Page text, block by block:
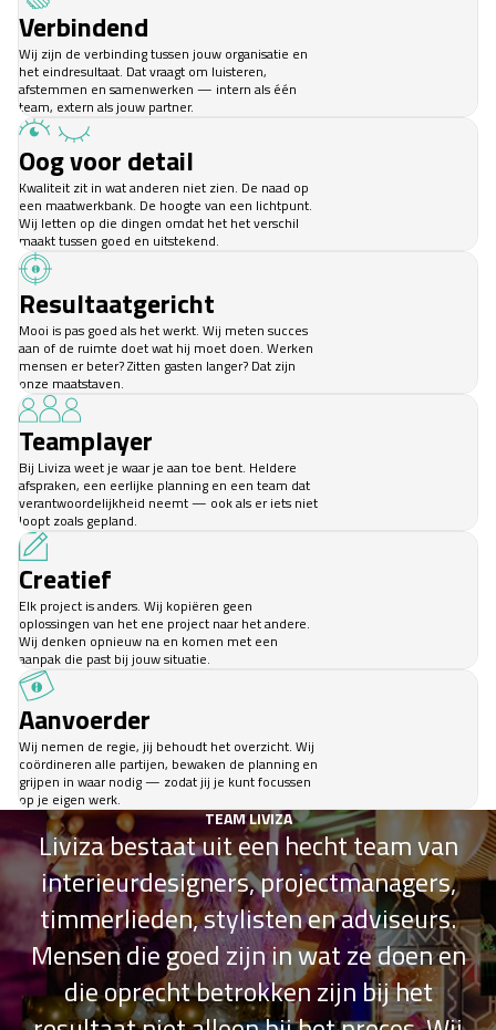
Verbindend
Wij zijn de verbinding tussen jouw organisatie en
het eindresultaat. Dat vraagt om luisteren,
afstemmen en samenwerken — intern als één
team, extern als jouw partner.
Oog voor detail
Kwaliteit zit in wat anderen niet zien. De naad op
een maatwerkbank. De hoogte van een lichtpunt.
Wij letten op die dingen omdat het het verschil
maakt tussen goed en uitstekend.
Resultaatgericht
Mooi is pas goed als het werkt. Wij meten succes
aan of de ruimte doet wat hij moet doen. Werken
mensen er beter? Zitten gasten langer? Dat zijn
onze maatstaven.
Teamplayer
Bij Liviza weet je waar je aan toe bent. Heldere
afspraken, een eerlijke planning en een team dat
verantwoordelijkheid neemt — ook als er iets niet
loopt zoals gepland.
Creatief
Elk project is anders. Wij kopiëren geen
oplossingen van het ene project naar het andere.
Wij denken opnieuw na en komen met een
aanpak die past bij jouw situatie.
Aanvoerder
Wij nemen de regie, jij behoudt het overzicht. Wij
coördineren alle partijen, bewaken de planning en
grijpen in waar nodig — zodat jij je kunt focussen
op je eigen werk.
TEAM LIVIZA
Liviza bestaat uit een hecht team van
interieurdesigners, projectmanagers,
timmerlieden, stylisten en adviseurs.
Mensen die goed zijn in wat ze doen en
die oprecht betrokken zijn bij het